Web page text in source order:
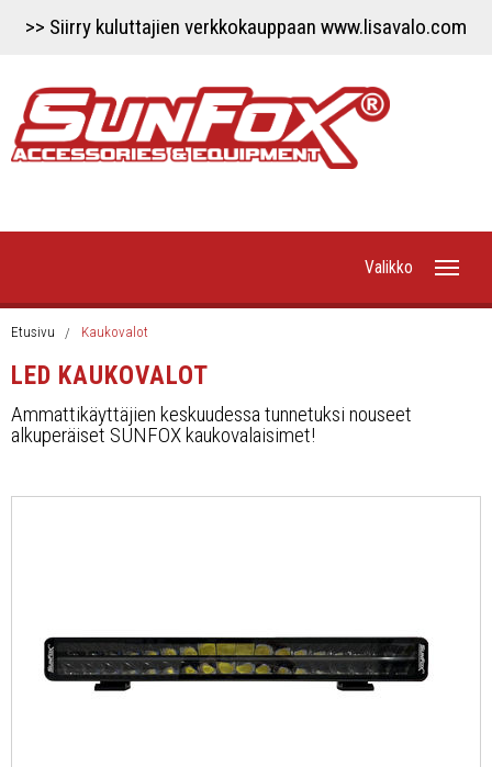
>> Siirry kuluttajien verkkokauppaan www.lisavalo.com
Valikko
Etusivu
Uutiset
Työvalot
Työvalopaneelit
Jälleenmyyjät
Etusivu Kaukovalot
LED KAUKOVALOT
Ammattikäyttäjien keskuudessa tunnetuksi nouseet
alkuperäiset SUNFOX kaukovalaisimet!